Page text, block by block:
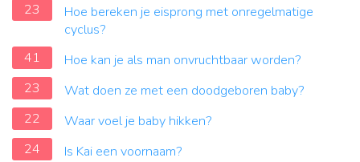
23
Hoe bereken je eisprong met onregelmatige
cyclus?
41
Hoe kan je als man onvruchtbaar worden?
23
Wat doen ze met een doodgeboren baby?
22
Waar voel je baby hikken?
24
Is Kai een voornaam?